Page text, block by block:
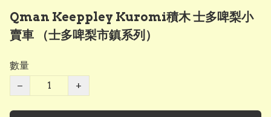
Qman Keeppley Kuromi積木 士多啤梨小
賣車 （士多啤梨市鎮系列）
數量
−
+